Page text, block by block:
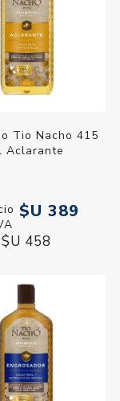
Tio Nacho 415
Aclarante
$U 389
$U 458